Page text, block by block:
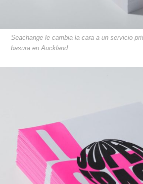
Seachange le cambia la cara a un servicio
basura en Auckland